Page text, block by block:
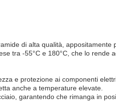
di alta qualità, appositamente
tra -55°C e 180°C, che lo rende
e protezione ai componenti
anche a temperature elevate.
garantendo che rimanga in